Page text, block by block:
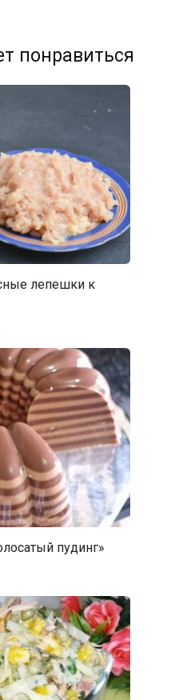
понравиться
лепешки к
пудинг»